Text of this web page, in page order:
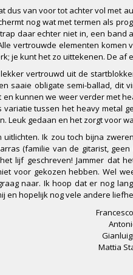
dus van voor tot achter vol met
nog wat met termen als
daar echter niet in, een band
vertrouwde elementen
je kunt het zo uittekenen. De
vertrouwd uit de
saaie obligate semi-ballad,
kunnen we weer verder met
tussen het heavy metal
Leuk gedaan en het zorgt voor
uitlichten. Ik zou toch bijna
(familie van de gitarist,
lijf geschreven! Jammer dat
voor gekozen hebben. Wel
naar. Ik hoop dat er nog
en hopelijk nog vele andere
Mattia